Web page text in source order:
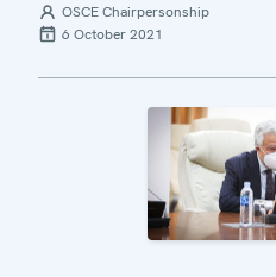
OSCE Chairpersonship
6 October 2021